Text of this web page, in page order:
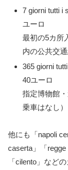
7 giorni tutti i
ユーロ
最初の5カ所
内の公共交
365 giorni
40ユーロ
指定博物館
乗車はなし）
他にも「napoli
caserta」「regge
「cilento」など